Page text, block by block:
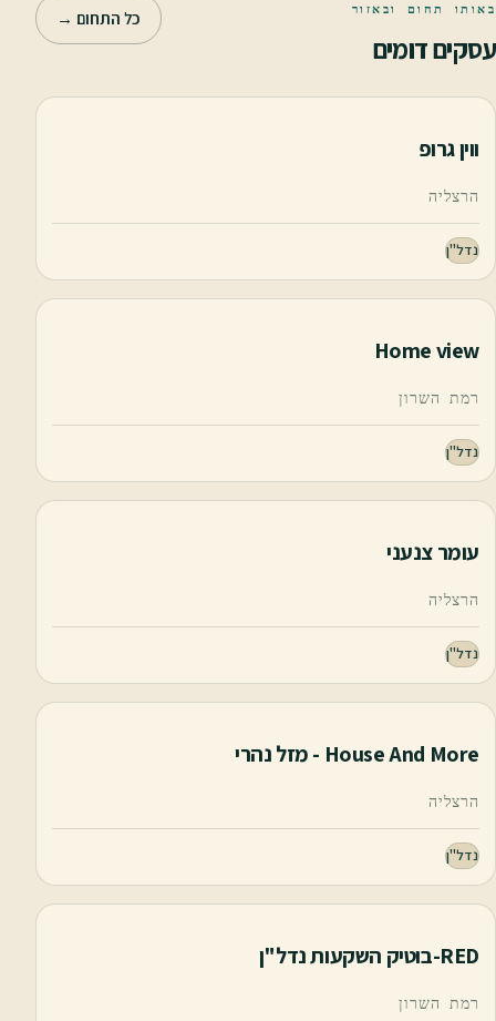
באותו תחום ובאזור
עסקים דומים
כל התחום →
ווין גרופ
הרצליה
נדל"ן
Home view
רמת השרון
נדל"ן
עומר צנעני
הרצליה
נדל"ן
House And More - מזל נהרי
הרצליה
נדל"ן
RED-בוטיק השקעות נדל"ן
רמת השרון